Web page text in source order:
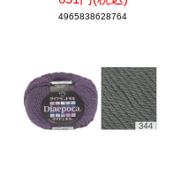
4965838628764